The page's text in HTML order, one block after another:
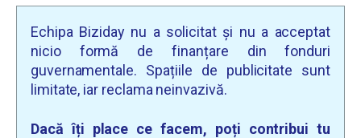
Echipa Biziday nu a solicitat și nu a acceptat
nicio formă de finanțare din fonduri
guvernamentale. Spațiile de publicitate sunt
limitate, iar reclama neinvazivă.
Dacă îți place ce facem, poți contribui tu